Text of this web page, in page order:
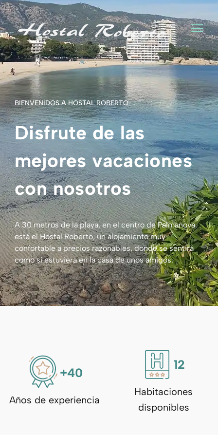
BIENVENIDOS A HOSTAL ROBERTO
Disfrute de las
mejores vacaciones
con nosotros
A 30 metros de la playa, en el centro de Palmanova,
está el Hostal Roberto, un alojamiento muy
confortable a precios razonables, donde se sentirá
como si estuviera en la casa de unos amigos.
+40
Años de experiencia
12
Habitaciones
disponibles